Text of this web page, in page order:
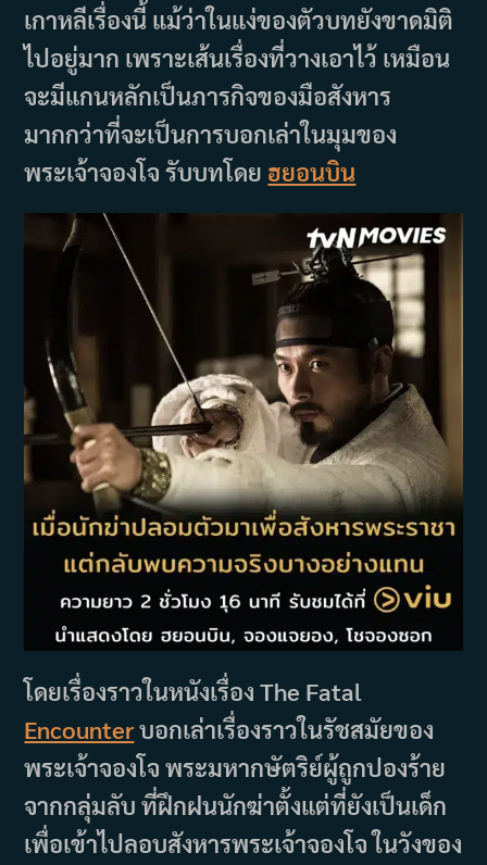
เกาหลีเรื่องนี้ แม้ว่าในแง่ของตัวบทยังขาดมิติ
ไปอยู่มาก เพราะเส้นเรื่องที่วางเอาไว้ เหมือน
จะมีแกนหลักเป็นภารกิจของมือสังหาร
มากกว่าที่จะเป็นการบอกเล่าในมุมของ
พระเจ้าจองโจ รับบทโดย ฮยอนบิน
โดยเรื่องราวในหนังเรื่อง The Fatal
Encounterบอกเล่าเรื่องราวในรัชสมัยของ
พระเจ้าจองโจ พระมหากษัตริย์ผู้ถูกปองร้าย
จากกลุ่มลับ ที่ฝึกฝนนักฆ่าตั้งแต่ที่ยังเป็นเด็ก
เพื่อเข้าไปลอบสังหารพระเจ้าจองโจ ในวังของ